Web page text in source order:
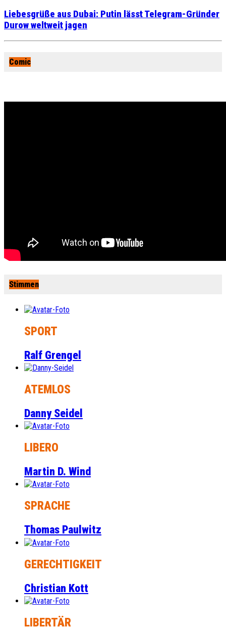
Liebesgrüße aus Dubai: Putin lässt Telegram-Gründer
Durow weltweit jagen
Comic
Stimmen
SPORT
Ralf Grengel
ATEMLOS
Danny Seidel
LIBERO
Martin D. Wind
SPRACHE
Thomas Paulwitz
GERECHTIGKEIT
Christian Kott
LIBERTÄR